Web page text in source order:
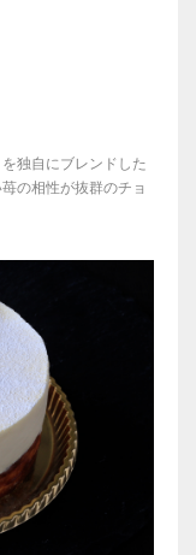
独自にブレンドした
の相性が抜群のチョ